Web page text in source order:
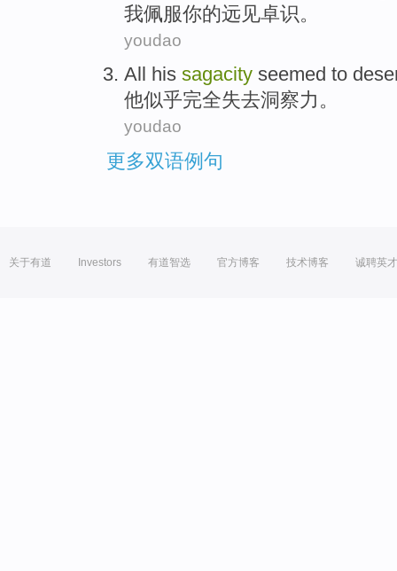
我佩服你的远见卓识。
youdao
All his sagacity seemed to
他似乎完全失去洞察力。
youdao
更多双语例句
关于有道 Investors 有道智选 官方博客 技术博客 诚聘英才